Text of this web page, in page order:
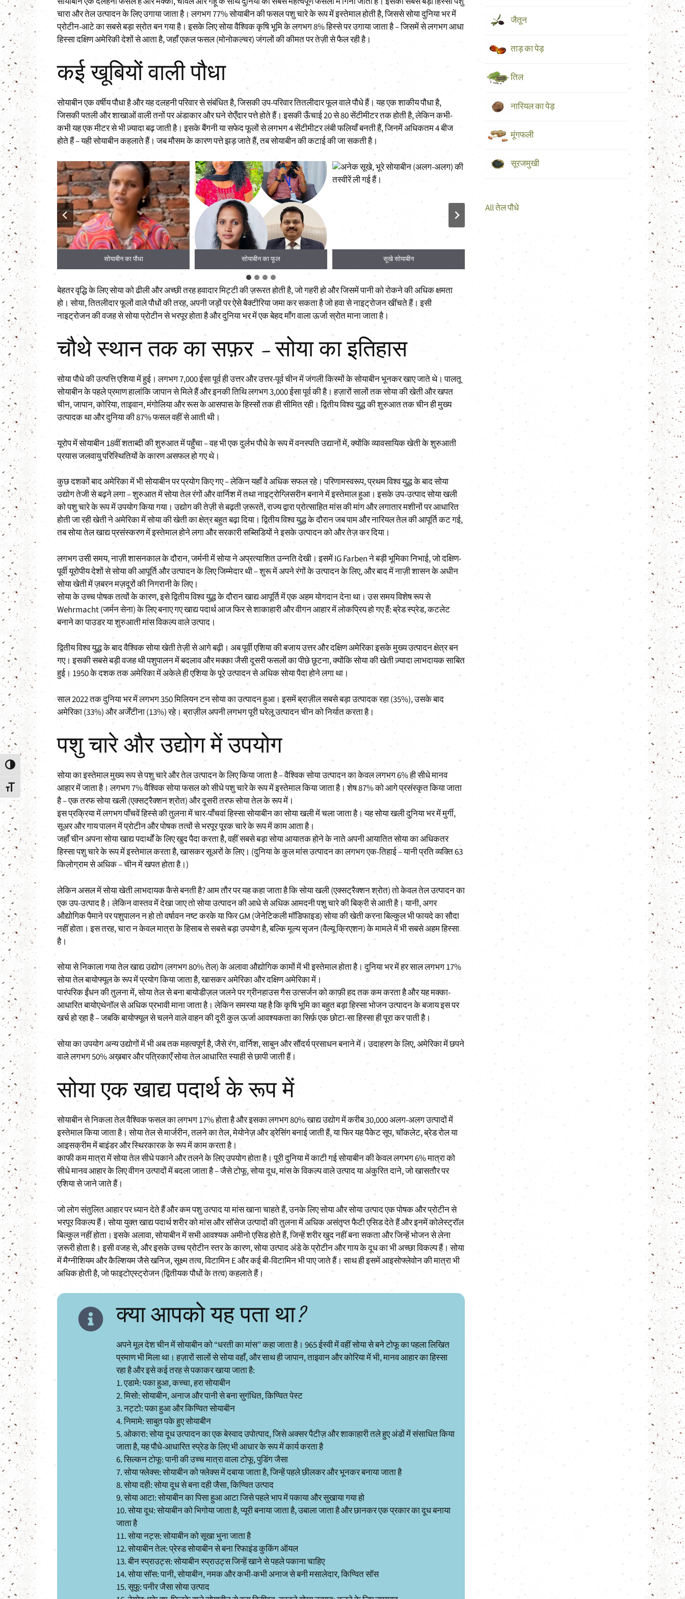
Toggle High Contrast
Toggle Font size
चारा और तेल उत्पादन के लिए उगाया जाता है। लगभग 77% सोयाबीन की फसल पशु चारे के रूप में इस्तेमाल होती है, जिससे सोया दुनिया भर में
प्रोटीन-आटे का सबसे बड़ा स्रोत बन गया है। इसके लिए सोया वैश्विक कृषि भूमि के लगभग 8% हिस्से पर उगाया जाता है – जिसमें से लगभग आधा
हिस्सा दक्षिण अमेरिकी देशों से आता है, जहाँ एकल फसल (मोनोकल्चर) जंगलों की कीमत पर तेज़ी से फैल रही है।
कई खूबियों वाली पौधा
सोयाबीन एक वर्षीय पौधा है और यह दलहनी परिवार से संबंधित है, जिसकी उप-परिवार तितलीदार फूल वाले पौधे हैं। यह एक शाकीय पौधा है,
जिसकी पतली और शाखाओं वाली तनों पर अंडाकार और घने रोएँदार पत्ते होते हैं। इसकी ऊँचाई 20 से 80 सेंटीमीटर तक होती है, लेकिन कभी-
कभी यह एक मीटर से भी ज़्यादा बढ़ जाती है। इसके बैंगनी या सफेद फूलों से लगभग 4 सेंटीमीटर लंबी फलियाँ बनती हैं, जिनमें अधिकतम 4 बीज
होते हैं – यही सोयाबीन कहलाते हैं। जब मौसम के कारण पत्ते झड़ जाते हैं, तब सोयाबीन की कटाई की जा सकती है।
सोयाबीन का पौधा सोयाबीन का फूल सूखे सोयाबीन सोयाबीन का
बेहतर वृद्धि के लिए सोया को ढीली और अच्छी तरह हवादार मिट्टी की ज़रूरत होती है, जो गहरी हो और जिसमें पानी को रोकने की अधिक क्षमता
हो। सोया, तितलीदार फूलों वाले पौधों की तरह, अपनी जड़ों पर ऐसे बैक्टीरिया जमा कर सकता है जो हवा से नाइट्रोजन खींचते हैं। इसी
नाइट्रोजन की वजह से सोया प्रोटीन से भरपूर होता है और दुनिया भर में एक बेहद माँग वाला ऊर्जा स्रोत माना जाता है।
चौथे स्थान तक का सफ़र – सोया का इतिहास
सोया पौधे की उत्पत्ति एशिया में हुई। लगभग 7,000 ईसा पूर्व ही उत्तर और उत्तर-पूर्व चीन में जंगली किस्मों के सोयाबीन भूनकर खाए जाते थे। पालतू
सोयाबीन के पहले प्रमाण हालांकि जापान से मिले हैं और इनकी तिथि लगभग 3,000 ईसा पूर्व की है। हज़ारों सालों तक सोया की खेती और खपत
चीन, जापान, कोरिया, ताइवान, मंगोलिया और रूस के आसपास के हिस्सों तक ही सीमित रही। द्वितीय विश्व युद्ध की शुरुआत तक चीन ही मुख्य
उत्पादक था और दुनिया की 87% फसल वहीं से आती थी।
यूरोप में सोयाबीन 18वीं शताब्दी की शुरुआत में पहुँचा – वह भी एक दुर्लभ पौधे के रूप में वनस्पति उद्यानों में, क्योंकि व्यावसायिक खेती के शुरुआती
प्रयास जलवायु परिस्थितियों के कारण असफल हो गए थे।
कुछ दशकों बाद अमेरिका में भी सोयाबीन पर प्रयोग किए गए – लेकिन यहाँ वे अधिक सफल रहे। परिणामस्वरूप, प्रथम विश्व युद्ध के बाद सोया
उद्योग तेजी से बढ़ने लगा – शुरुआत में सोया तेल रंगों और वार्निश में तथा नाइट्रोग्लिसरीन बनाने में इस्तेमाल हुआ। इसके उप-उत्पाद सोया खली
को पशु चारे के रूप में उपयोग किया गया। उद्योग की तेज़ी से बढ़ती ज़रूरतें, राज्य द्वारा प्रोत्साहित मांस की मांग और लगातार मशीनों पर आधारित
होती जा रही खेती ने अमेरिका में सोया की खेती का क्षेत्र बहुत बढ़ा दिया। द्वितीय विश्व युद्ध के दौरान जब पाम और नारियल तेल की आपूर्ति कट गई,
तब सोया तेल खाद्य प्रसंस्करण में इस्तेमाल होने लगा और सरकारी सब्सिडियों ने इसके उत्पादन को और तेज़ कर दिया।
लगभग उसी समय, नाज़ी शासनकाल के दौरान, जर्मनी में सोया ने अप्रत्याशित उन्नति देखी। इसमें IG Farben ने बड़ी भूमिका निभाई, जो दक्षिण-
पूर्वी यूरोपीय देशों से सोया की आपूर्ति और उत्पादन के लिए जिम्मेदार थी – शुरू में अपने रंगों के उत्पादन के लिए, और बाद में नाज़ी शासन के अधीन
सोया खेती में ज़बरन मज़दूरों की निगरानी के लिए।
सोया के उच्च पोषक तत्वों के कारण, इसे द्वितीय विश्व युद्ध के दौरान खाद्य आपूर्ति में एक अहम योगदान देना था। उस समय विशेष रूप से
Wehrmacht (जर्मन सेना) के लिए बनाए गए खाद्य पदार्थ आज फिर से शाकाहारी और वीगन आहार में लोकप्रिय हो गए हैं: ब्रेड स्प्रेड, कटलेट
बनाने का पाउडर या शुरुआती मांस विकल्प वाले उत्पाद।
द्वितीय विश्व युद्ध के बाद वैश्विक सोया खेती तेज़ी से आगे बढ़ी। अब पूर्वी एशिया की बजाय उत्तर और दक्षिण अमेरिका इसके मुख्य उत्पादन क्षेत्र बन
गए। इसकी सबसे बड़ी वजह थी पशुपालन में बदलाव और मक्का जैसी दूसरी फसलों का पीछे छूटना, क्योंकि सोया की खेती ज़्यादा लाभदायक साबित
हुई। 1950 के दशक तक अमेरिका में अकेले ही एशिया के पूरे उत्पादन से अधिक सोया पैदा होने लगा था।
साल 2022 तक दुनिया भर में लगभग 350 मिलियन टन सोया का उत्पादन हुआ। इसमें ब्राज़ील सबसे बड़ा उत्पादक रहा (35%), उसके बाद
अमेरिका (33%) और अर्जेंटीना (13%) रहे। ब्राज़ील अपनी लगभग पूरी घरेलू उत्पादन चीन को निर्यात करता है।
पशु चारे और उद्योग में उपयोग
सोया का इस्तेमाल मुख्य रूप से पशु चारे और तेल उत्पादन के लिए किया जाता है – वैश्विक सोया उत्पादन का केवल लगभग 6% ही सीधे मानव
आहार में जाता है। लगभग 7% वैश्विक सोया फसल को सीधे पशु चारे के रूप में इस्तेमाल किया जाता है। शेष 87% को आगे प्रसंस्कृत किया जाता
है – एक तरफ सोया खली (एक्सट्रैक्शन श्रोत) और दूसरी तरफ सोया तेल के रूप में।
इस प्रक्रिया में लगभग पाँचवें हिस्से की तुलना में चार-पाँचवां हिस्सा सोयाबीन का सोया खली में चला जाता है। यह सोया खली दुनिया भर में मुर्गी,
सूअर और गाय पालन में प्रोटीन और पोषक तत्वों से भरपूर पूरक चारे के रूप में काम आता है।
जहाँ चीन अपना सोया खाद्य पदार्थों के लिए खुद पैदा करता है, वहीं सबसे बड़ा सोया आयातक होने के नाते अपनी आयातित सोया का अधिकतर
हिस्सा पशु चारे के रूप में इस्तेमाल करता है, खासकर सूअरों के लिए। (दुनिया के कुल मांस उत्पादन का लगभग एक-तिहाई – यानी प्रति व्यक्ति 63
किलोग्राम से अधिक – चीन में खपत होता है।)
लेकिन असल में सोया खेती लाभदायक कैसे बनती है? आम तौर पर यह कहा जाता है कि सोया खली (एक्सट्रैक्शन श्रोत) तो केवल तेल उत्पादन का
एक उप-उत्पाद है। लेकिन वास्तव में देखा जाए तो सोया उत्पादन की आधे से अधिक आमदनी पशु चारे की बिक्री से आती है। यानी, अगर
औद्योगिक पैमाने पर पशुपालन न हो तो वर्षावन नष्ट करके या फिर GM (जेनेटिकली मॉडिफाइड) सोया की खेती करना बिल्कुल भी फायदे का सौदा
नहीं होता। इस तरह, चारा न केवल मात्रा के हिसाब से सबसे बड़ा उपयोग है, बल्कि मूल्य सृजन (वैल्यू क्रिएशन) के मामले में भी सबसे अहम हिस्सा
है।
सोया से निकाला गया तेल खाद्य उद्योग (लगभग 80% तेल) के अलावा औद्योगिक कामों में भी इस्तेमाल होता है। दुनिया भर में हर साल लगभग 17%
सोया तेल बायोफ्यूल के रूप में प्रयोग किया जाता है, खासकर अमेरिका और दक्षिण अमेरिका में।
पारंपरिक ईंधन की तुलना में, सोया तेल से बना बायोडीज़ल जलने पर ग्रीनहाउस गैस उत्सर्जन को काफ़ी हद तक कम करता है और यह मक्का-
आधारित बायोएथेनॉल से अधिक प्रभावी माना जाता है। लेकिन समस्या यह है कि कृषि भूमि का बहुत बड़ा हिस्सा भोजन उत्पादन के बजाय इस पर
खर्च हो रहा है – जबकि बायोफ्यूल से चलने वाले वाहन की दूरी कुल ऊर्जा आवश्यकता का सिर्फ़ एक छोटा-सा हिस्सा ही पूरा कर पाती है।
सोया का उपयोग अन्य उद्योगों में भी अब तक महत्वपूर्ण है, जैसे रंग, वार्निश, साबुन और सौंदर्य प्रसाधन बनाने में। उदाहरण के लिए, अमेरिका में छपने
वाले लगभग 50% अख़बार और पत्रिकाएँ सोया तेल आधारित स्याही से छापी जाती हैं।
सोया एक खाद्य पदार्थ के रूप में
सोयाबीन से निकला तेल वैश्विक फसल का लगभग 17% होता है और इसका लगभग 80% खाद्य उद्योग में करीब 30,000 अलग-अलग उत्पादों में
इस्तेमाल किया जाता है। सोया तेल से मार्जरीन, तलने का तेल, मेयोनेज़ और ड्रेसिंग बनाई जाती हैं, या फिर यह पैकेट सूप, चॉकलेट, ब्रेड रोल या
आइसक्रीम में बाइंडर और स्थिरकारक के रूप में काम करता है।
काफी कम मात्रा में सोया तेल सीधे पकाने और तलने के लिए उपयोग होता है। पूरी दुनिया में काटी गई सोयाबीन की केवल लगभग 6% मात्रा को
सीधे मानव आहार के लिए वीगन उत्पादों में बदला जाता है – जैसे टोफू, सोया दूध, मांस के विकल्प वाले उत्पाद या अंकुरित दाने, जो खासतौर पर
एशिया से जाने जाते हैं।
जो लोग संतुलित आहार पर ध्यान देते हैं और कम पशु उत्पाद या मांस खाना चाहते हैं, उनके लिए सोया और सोया उत्पाद एक पोषक और प्रोटीन से
भरपूर विकल्प हैं। सोया युक्त खाद्य पदार्थ शरीर को मांस और सॉसेज उत्पादों की तुलना में अधिक असंतृप्त फैटी एसिड देते हैं और इनमें कोलेस्ट्रॉल
बिल्कुल नहीं होता। इसके अलावा, सोयाबीन में सभी आवश्यक अमीनो एसिड होते हैं, जिन्हें शरीर खुद नहीं बना सकता और जिन्हें भोजन से लेना
ज़रूरी होता है। इसी वजह से, और इसके उच्च प्रोटीन स्तर के कारण, सोया उत्पाद अंडे के प्रोटीन और गाय के दूध का भी अच्छा विकल्प हैं। सोया
में मैग्नीशियम और कैल्शियम जैसे खनिज, सूक्ष्म तत्व, विटामिन E और कई बी-विटामिन भी पाए जाते हैं। साथ ही इसमें आइसोफ्लेवोन की मात्रा भी
अधिक होती है, जो फाइटोएस्ट्रोजन (द्वितीयक पौधों के तत्व) कहलाते हैं।
क्या आपको यह पता था?
अपने मूल देश चीन में सोयाबीन को “धरती का मांस” कहा जाता है। 965 ईस्वी में वहीं सोया से बने टोफू का पहला लिखित
प्रमाण भी मिला था। हज़ारों सालों से सोया वहाँ, और साथ ही जापान, ताइवान और कोरिया में भी, मानव आहार का हिस्सा
रहा है और इसे कई तरह से पकाकर खाया जाता है:
1. एडामे: पका हुआ, कच्चा, हरा सोयाबीन
2. मिसो: सोयाबीन, अनाज और पानी से बना सुगंधित, किण्वित पेस्ट
3. नट्टो: पका हुआ और किण्वित सोयाबीन
4. निमामे: साबुत पके हुए सोयाबीन
5. ओकारा: सोया दूध उत्पादन का एक बेस्वाद उपोत्पाद, जिसे अक्सर पैटीज़ और शाकाहारी तले हुए अंडों में संसाधित किया
जाता है, यह पौधे-आधारित स्प्रेड के लिए भी आधार के रूप में कार्य करता है
6. सिल्कन टोफू: पानी की उच्च मात्रा वाला टोफू, पुडिंग जैसा
7. सोया फ्लेक्स: सोयाबीन को फ्लेक्स में दबाया जाता है, जिन्हें पहले छीलकर और भूनकर बनाया जाता है
8. सोया दही: सोया दूध से बना दही जैसा, किण्वित उत्पाद
9. सोया आटा: सोयाबीन का पिसा हुआ आटा जिसे पहले भाप में पकाया और सुखाया गया हो
10. सोया दूध: सोयाबीन को भिगोया जाता है, प्यूरी बनाया जाता है, उबाला जाता है और छानकर एक प्रकार का दूध बनाया
जाता है
11. सोया नट्स: सोयाबीन को सूखा भुना जाता है
12. सोयाबीन तेल: प्रेस्ड सोयाबीन से बना रिफाइंड कुकिंग ऑयल
13. बीन स्प्राउट्स: सोयाबीन स्प्राउट्स जिन्हें खाने से पहले पकाना चाहिए
14. सोया सॉस: पानी, सोयाबीन, नमक और कभी-कभी अनाज से बनी मसालेदार, किण्वित सॉस
15. सूफू: पनीर जैसा सोया उत्पाद
जैतून
ताड़ का पेड़
तिल
नारियल का पेड़
मूंगफली
सूरजमुखी
All तेल पौधे